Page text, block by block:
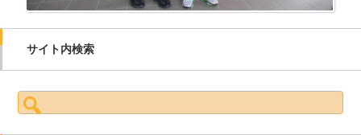
サイト内検索
検索: